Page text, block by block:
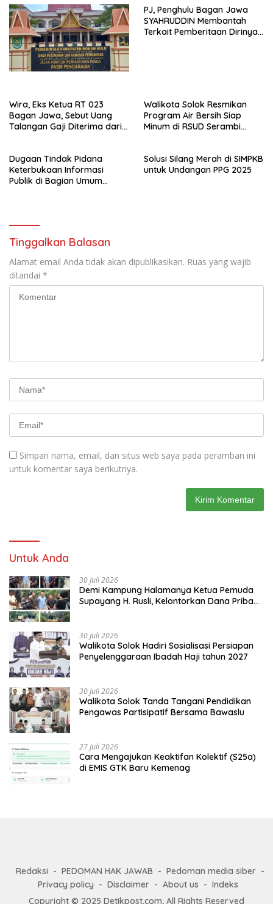
PJ, Penghulu Bagan Jawa
SYAHRUDDIN Membantah
Terkait Pemberitaan Dirinya
Wira, Eks Ketua RT 023
Bagan Jawa, Sebut Uang
Talangan Gaji Diterima dari
Walikota Solok Resmikan
Program Air Bersih Siap
Minum di RSUD Serambi
Dugaan Tindak Pidana
Keterbukaan Informasi
Publik di Bagian Umum
Solusi Silang Merah di SIMPKB
untuk Undangan PPG 2025
Tinggalkan Balasan
Alamat email Anda tidak akan dipublikasikan. Ruas yang wajib
ditandai *
Simpan nama, email, dan situs web saya pada peramban ini
untuk komentar saya berikutnya.
Untuk Anda
30 Juli 2026
Demi Kampung Halamanya Ketua Pemuda
Supayang H. Rusli, Kelontorkan Dana Pribadi
30 Juli 2026
Walikota Solok Hadiri Sosialisasi Persiapan
Penyelenggaraan Ibadah Haji tahun 2027
30 Juli 2026
Walikota Solok Tanda Tangani Pendidikan
Pengawas Partisipatif Bersama Bawaslu
27 Juli 2026
Cara Mengajukan Keaktifan Kolektif (S25a)
di EMIS GTK Baru Kemenag
Redaksi PEDOMAN HAK JAWAB
Pedoman media siber
Privacy policy
Disclaimer About us
Indeks
Copyright © 2025 Detikpost.com, All Rights Reserved